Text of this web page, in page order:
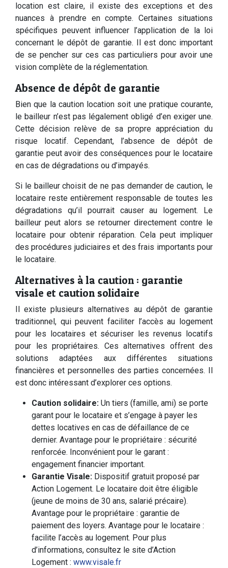
location est claire, il existe des exceptions et des
nuances à prendre en compte. Certaines situations
spécifiques peuvent influencer l’application de la loi
concernant le dépôt de garantie. Il est donc important
de se pencher sur ces cas particuliers pour avoir une
vision complète de la réglementation.
Absence de dépôt de garantie
Bien que la caution location soit une pratique courante,
le bailleur n’est pas légalement obligé d’en exiger une.
Cette décision relève de sa propre appréciation du
risque locatif. Cependant, l’absence de dépôt de
garantie peut avoir des conséquences pour le locataire
en cas de dégradations ou d’impayés.
Si le bailleur choisit de ne pas demander de caution, le
locataire reste entièrement responsable de toutes les
dégradations qu’il pourrait causer au logement. Le
bailleur peut alors se retourner directement contre le
locataire pour obtenir réparation. Cela peut impliquer
des procédures judiciaires et des frais importants pour
le locataire.
Alternatives à la caution : garantie
visale et caution solidaire
Il existe plusieurs alternatives au dépôt de garantie
traditionnel, qui peuvent faciliter l’accès au logement
pour les locataires et sécuriser les revenus locatifs
pour les propriétaires. Ces alternatives offrent des
solutions adaptées aux différentes situations
financières et personnelles des parties concernées. Il
est donc intéressant d’explorer ces options.
Caution solidaire: Un tiers (famille, ami) se porte
garant pour le locataire et s’engage à payer les
dettes locatives en cas de défaillance de ce
dernier. Avantage pour le propriétaire : sécurité
renforcée. Inconvénient pour le garant :
engagement financier important.
Garantie Visale: Dispositif gratuit proposé par
Action Logement. Le locataire doit être éligible
(jeune de moins de 30 ans, salarié précaire).
Avantage pour le propriétaire : garantie de
paiement des loyers. Avantage pour le locataire :
facilite l’accès au logement. Pour plus
d’informations, consultez le site d’Action
Logement : www.visale.fr